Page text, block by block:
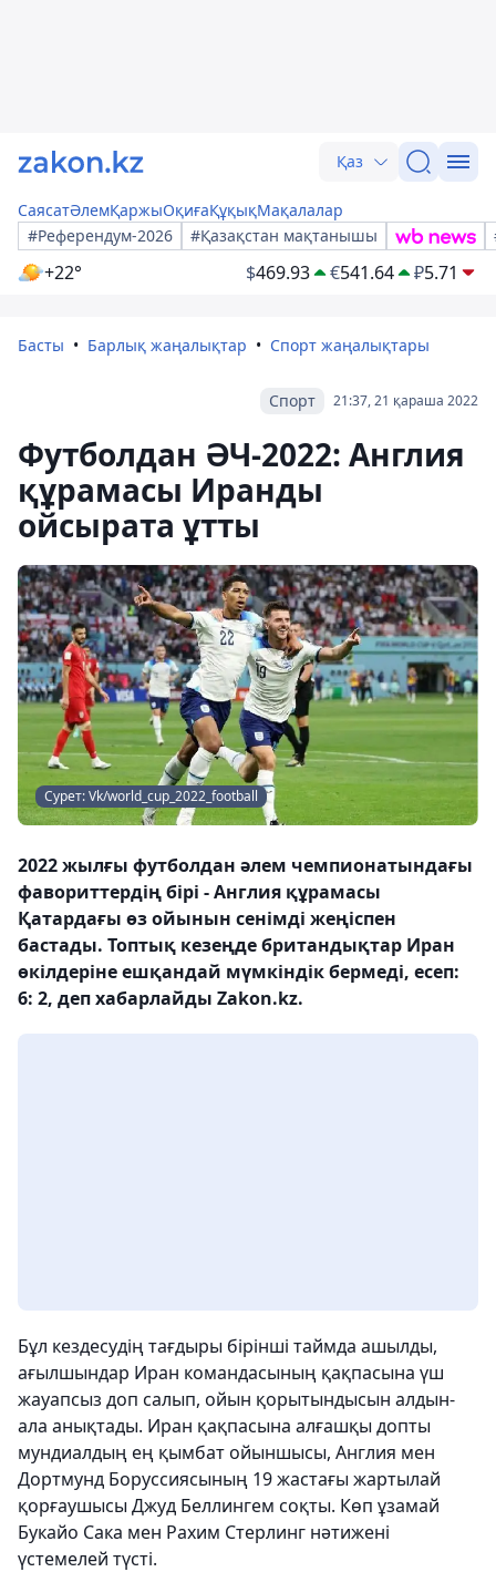
Қаз
СаясатӘлемҚаржыОқиғаҚұқықМақалалар
#Референдум-2026
#Қазақстан мақтанышы
+22° $469.93 €541.64 ₽5.71
Басты Барлық жаңалықтар Спорт жаңалықтары
21:37, 21 қараша 2022
Спорт
Футболдан ӘЧ-2022: Англия
құрамасы Иранды
ойсырата ұтты
Сурет: Vk/world_cup_2022_football
2022 жылғы футболдан әлем чемпионатындағы
фавориттердің бірі - Англия құрамасы
Қатардағы өз ойынын сенімді жеңіспен
бастады. Топтық кезеңде британдықтар Иран
өкілдеріне ешқандай мүмкіндік бермеді, есеп:
6: 2, деп хабарлайды Zakon.kz.
Бұл кездесудің тағдыры бірінші таймда ашылды,
ағылшындар Иран командасының қақпасына үш
жауапсыз доп салып, ойын қорытындысын алдын-
ала анықтады. Иран қақпасына алғашқы допты
мундиалдың ең қымбат ойыншысы, Англия мен
Дортмунд Боруссиясының 19 жастағы жартылай
қорғаушысы Джуд Беллингем соқты. Көп ұзамай
Букайо Сака мен Рахим Стерлинг нәтижені
үстемелей түсті.